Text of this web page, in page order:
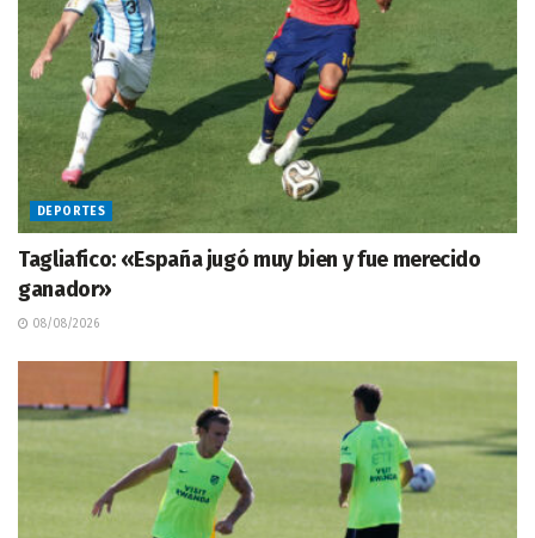
DEPORTES
Tagliafico: «España jugó muy bien y fue merecido
ganador»
08/08/2026